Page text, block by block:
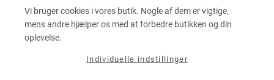
Vi bruger cookies i vores butik. Nogle af dem er vigtige,
mens andre hjælper os med at forbedre butikken og din
oplevelse.
Individuelle indstillinger
LANA GROSSA Rundpind Design Træ Multicolor Str. 7,0/80cm